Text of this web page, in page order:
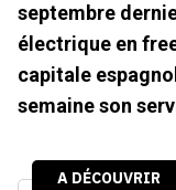
septembre
électrique en
capitale
semaine son